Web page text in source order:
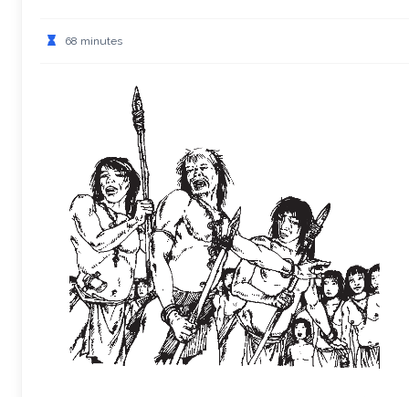
68 minutes